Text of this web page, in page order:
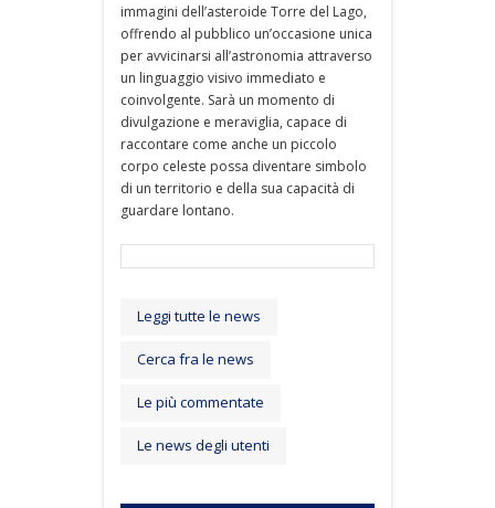
immagini dell’asteroide Torre del Lago,
offrendo al pubblico un’occasione unica
per avvicinarsi all’astronomia attraverso
un linguaggio visivo immediato e
coinvolgente. Sarà un momento di
divulgazione e meraviglia, capace di
raccontare come anche un piccolo
corpo celeste possa diventare simbolo
di un territorio e della sua capacità di
guardare lontano.
Leggi tutte le news
Cerca fra le news
Le più commentate
Le news degli utenti